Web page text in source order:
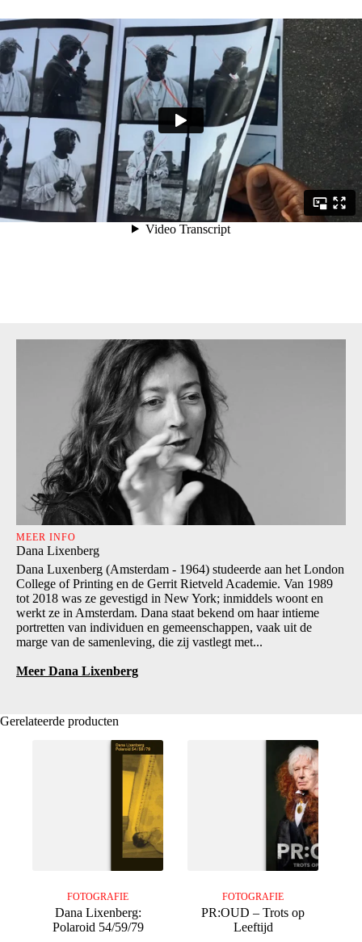
MEER INFO
Dana Lixenberg
Dana Luxenberg (Amsterdam - 1964) studeerde aan het London
College of Printing en de Gerrit Rietveld Academie. Van 1989
tot 2018 was ze gevestigd in New York; inmiddels woont en
werkt ze in Amsterdam. Dana staat bekend om haar intieme
portretten van individuen en gemeenschappen, vaak uit de
marge van de samenleving, die zij vastlegt met...
Meer Dana Lixenberg
Gerelateerde producten
FOTOGRAFIE
Dana Lixenberg:
Polaroid 54/59/79
FOTOGRAFIE
PR:OUD – Trots op
Leeftijd